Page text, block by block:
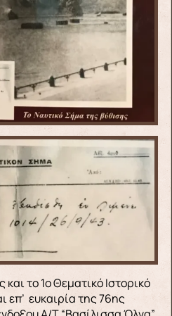
το 1ο Θεματικό Ιστορικό
επ’ ευκαιρία της 76ης